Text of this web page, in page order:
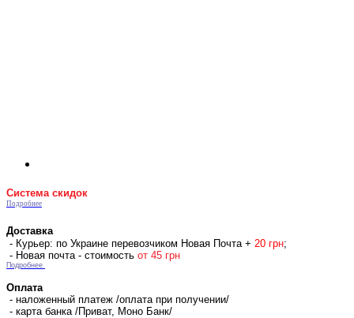
Система скидок
Подробнее
Доставка
- Курьер: по Украине перевозчиком Новая Почта + 20 грн;
- Новая почта - стоимость от 45 грн
Подробнее
Оплата
- наложенный платеж /оплата при получении/
- карта банка /Приват, Моно Банк/